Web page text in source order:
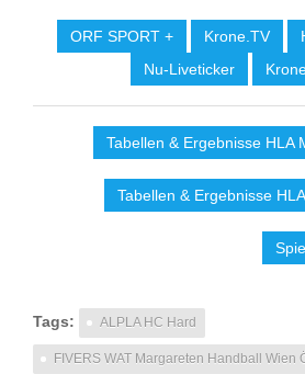
ORF SPORT + Krone.TV
Nu-Liveticker
Tabellen & Ergebnisse HLA
Tabellen & Ergebnisse
Tags: ALPLA HC Hard
FIVERS WAT Margareten Handball Wien